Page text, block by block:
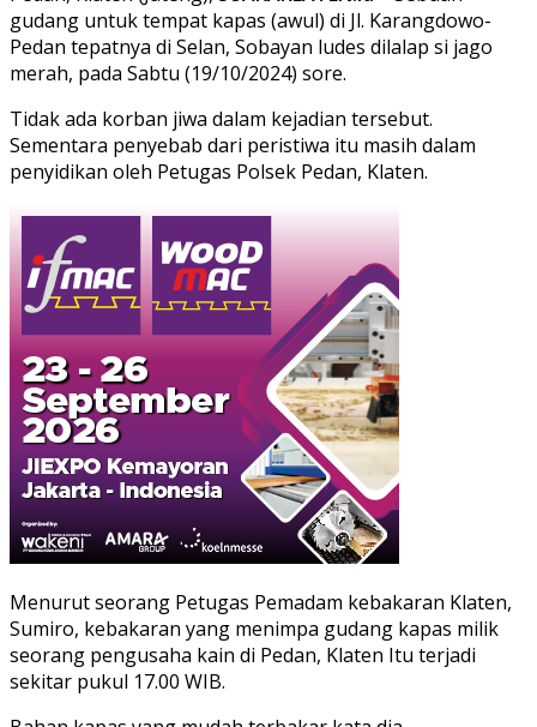
gudang untuk tempat kapas (awul) di Jl. Karangdowo-
Pedan tepatnya di Selan, Sobayan ludes dilalap si jago
merah, pada Sabtu (19/10/2024) sore.
Tidak ada korban jiwa dalam kejadian tersebut.
Sementara penyebab dari peristiwa itu masih dalam
penyidikan oleh Petugas Polsek Pedan, Klaten.
Menurut seorang Petugas Pemadam kebakaran Klaten,
Sumiro, kebakaran yang menimpa gudang kapas milik
seorang pengusaha kain di Pedan, Klaten Itu terjadi
sekitar pukul 17.00 WIB.